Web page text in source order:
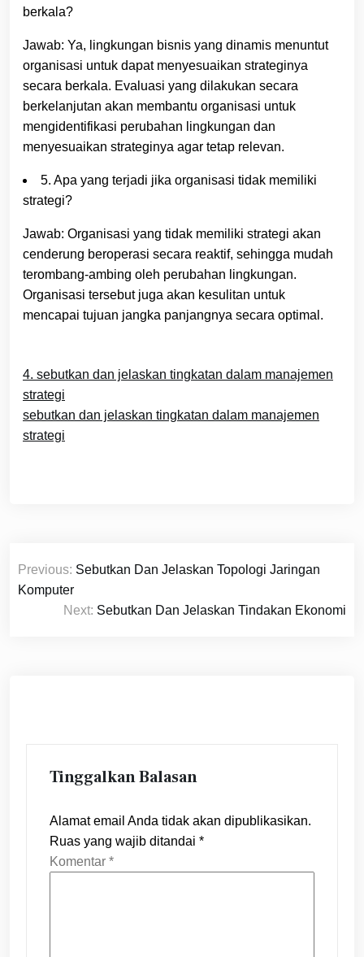
berkala?
Jawab: Ya, lingkungan bisnis yang dinamis menuntut
organisasi untuk dapat menyesuaikan strateginya
secara berkala. Evaluasi yang dilakukan secara
berkelanjutan akan membantu organisasi untuk
mengidentifikasi perubahan lingkungan dan
menyesuaikan strateginya agar tetap relevan.
5. Apa yang terjadi jika organisasi tidak memiliki
strategi?
Jawab: Organisasi yang tidak memiliki strategi akan
cenderung beroperasi secara reaktif, sehingga mudah
terombang-ambing oleh perubahan lingkungan.
Organisasi tersebut juga akan kesulitan untuk
mencapai tujuan jangka panjangnya secara optimal.
4. sebutkan dan jelaskan tingkatan dalam manajemen
strategi
sebutkan dan jelaskan tingkatan dalam manajemen
strategi
Navigasi
pos
Previous: Sebutkan Dan Jelaskan Topologi Jaringan
Komputer
Next: Sebutkan Dan Jelaskan Tindakan Ekonomi
Tinggalkan Balasan
Alamat email Anda tidak akan dipublikasikan.
Ruas yang wajib ditandai *
Komentar *